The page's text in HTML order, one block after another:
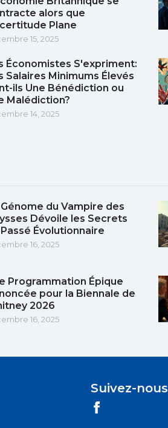
alors que
Plane
15, 2025
Économistes S'expriment:
Salaires Minimums Élevés
ils Une Bénédiction ou
Malédiction?
14, 2025
du Vampire des
Dévoile les Secrets
Évolutionnaire
16, 2025
Programmation Épique
pour la Biennale de
2026
16, 2025
Suivez-nous